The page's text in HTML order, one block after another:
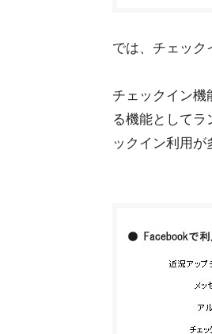
では、チェック
チェックイン機
る機能としてラ
ックイン利用が